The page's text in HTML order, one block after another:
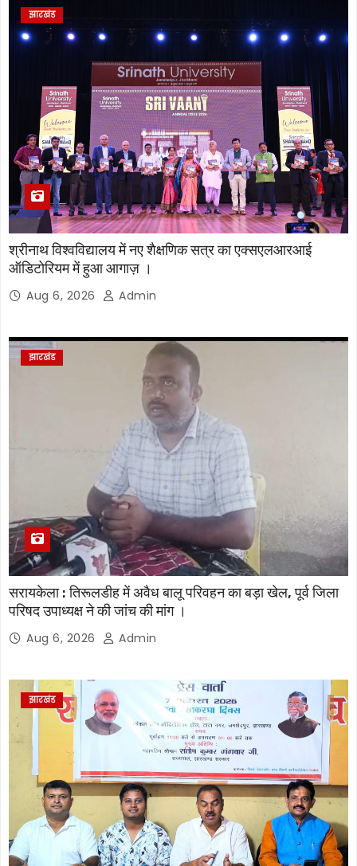
झारखंड
श्रीनाथ विश्वविद्यालय में नए शैक्षणिक सत्र का एक्सएलआरआई
ऑडिटोरियम में हुआ आगाज़ ।
Aug 6, 2026 Admin
झारखंड
सरायकेला : तिरूलडीह में अवैध बालू परिवहन का बड़ा खेल, पूर्व जिला
परिषद उपाध्यक्ष ने की जांच की मांग ।
Aug 6, 2026 Admin
झारखंड